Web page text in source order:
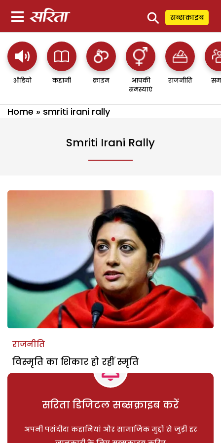
⚲ सब्सक्राइब
ऑडियो कहानी क्राइम
आपकी
समस्याएं
राजनीति
Home » smriti irani rally
Smriti Irani Rally
राजनीति
विस्मृति का शिकार हो रहीं स्मृति
सरिता डिजिटल सब्सक्राइब करें
अपनी पसंदीदा कहानियां और सामाजिक मुद्दों से जुड़ी हर